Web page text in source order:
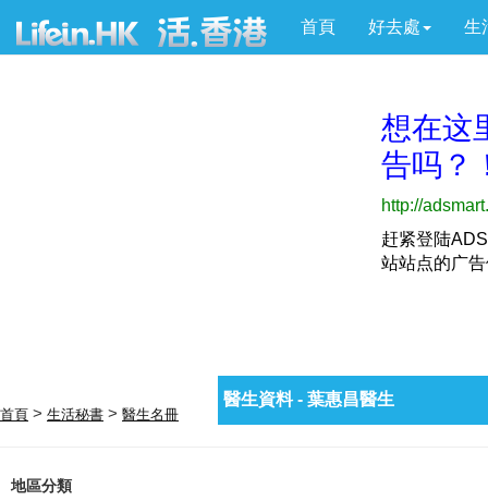
首頁 好去處 生
首頁 > 生活秘書 > 醫生名冊
地區分類
醫生資料 - 葉惠昌醫生